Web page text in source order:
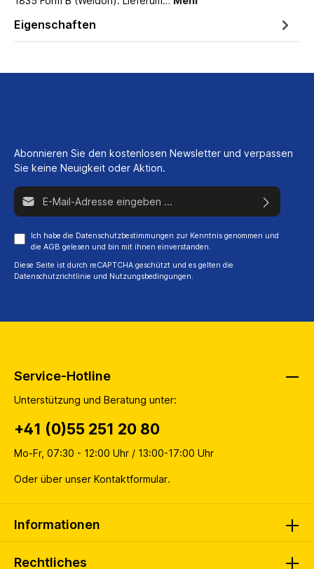
Eigenschaften
Abonnieren Sie den kostenlosen Newsletter und verpassen
Sie keine Neuigkeit oder Aktion.
E-Mail-Adresse*
Ich habe die Datenschutzbestimmungen zur Kenntnis genommen und
die AGB gelesen und bin mit ihnen einverstanden.
Diese Seite ist durch reCAPTCHA geschützt und es gelten die
Datenschutzrichtlinie und Nutzungsbedingungen
Service-Hotline
Unterstützung und Beratung unter:
+41 (0)55 251 20 80
Mo-Fr, 07:30 - 12:00 Uhr / 13:00-17:00 Uhr
Oder über unser Kontaktformular.
Informationen
Rechtliches